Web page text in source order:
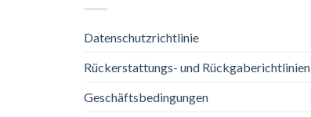
Datenschutzrichtlinie
Rückerstattungs- und Rückgaberichtlinien
Geschäftsbedingungen